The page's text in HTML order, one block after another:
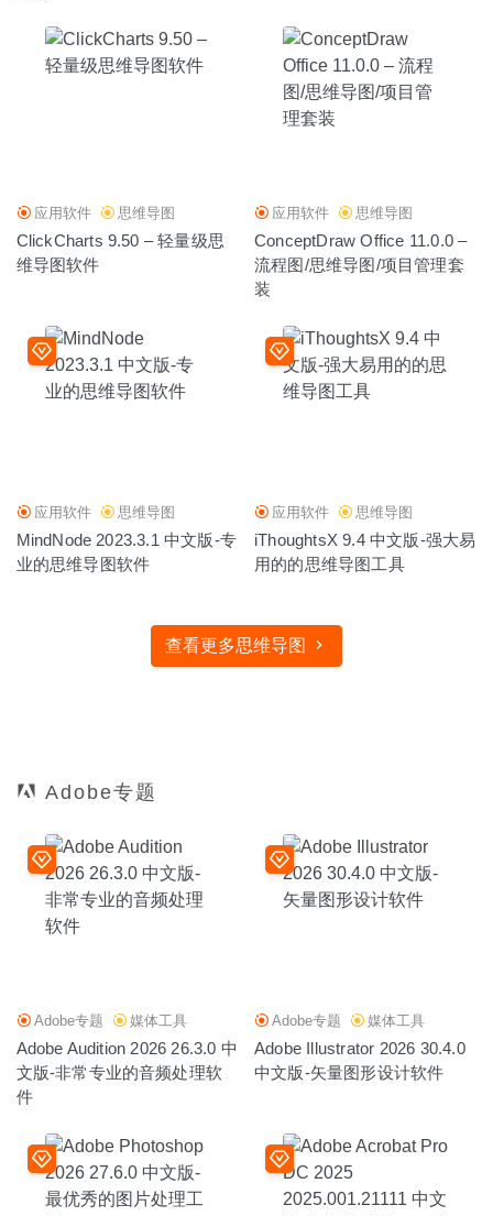
应用软件 思维导图
ClickCharts 9.50 – 轻量级思
维导图软件
应用软件 思维导图
ConceptDraw Office 11.0.0 –
流程图/思维导图/项目管理套
装
应用软件 思维导图
MindNode 2023.3.1 中文版-专
业的思维导图软件
应用软件 思维导图
iThoughtsX 9.4 中文版-强大易
用的的思维导图工具
查看更多思维导图
Adobe专题
Adobe专题 媒体工具
Adobe Audition 2026 26.3.0 中
文版-非常专业的音频处理软
件
Adobe专题 媒体工具
Adobe Illustrator 2026 30.4.0
中文版-矢量图形设计软件